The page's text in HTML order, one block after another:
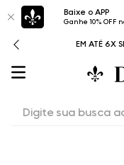
Baixe o APP
Ganhe 10% OFF
EM ATÉ 6X